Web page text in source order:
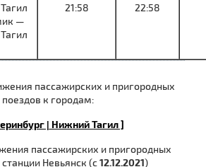
—
21:58 22:58
пассажирских и пригородных
поездов к городам:
| Нижний Тагил ]
пассажирских и пригородных
Невьянск (с12.12.2021)